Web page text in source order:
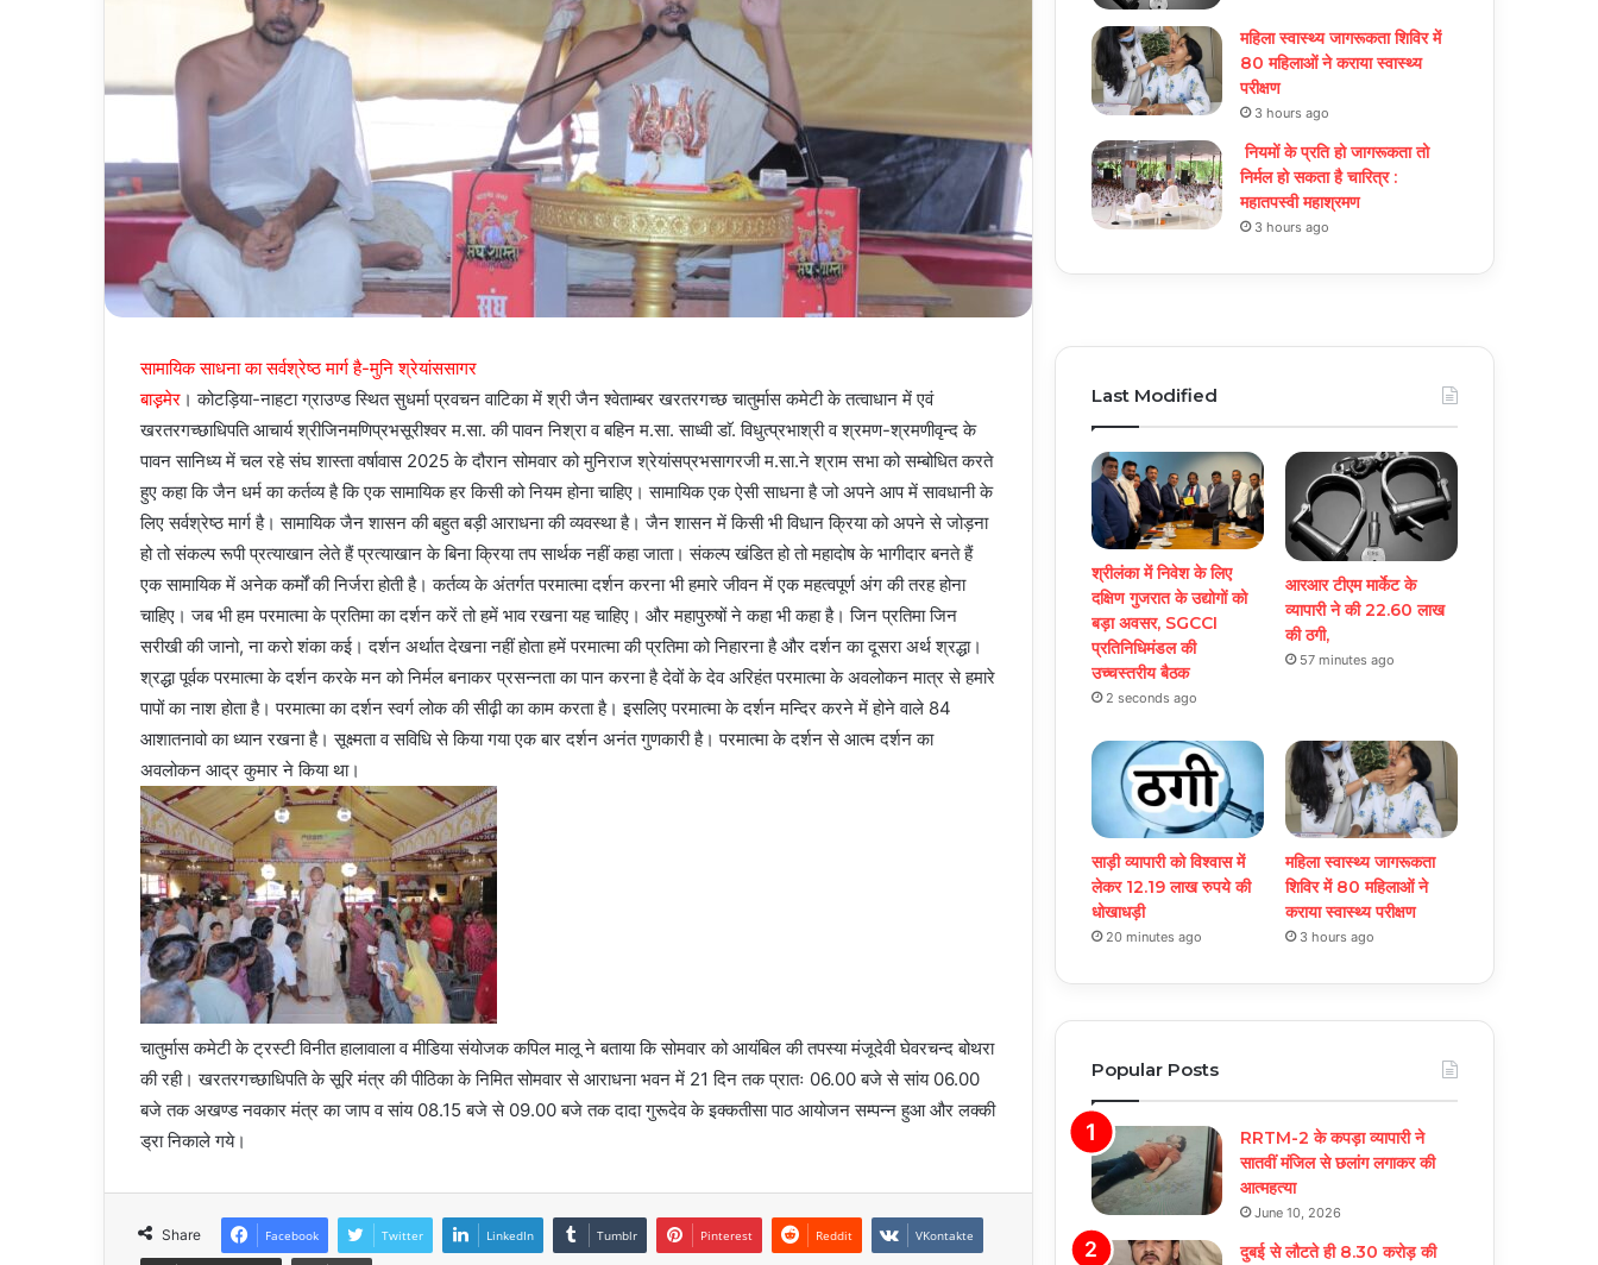
सामायिक साधना का सर्वश्रेष्ठ मार्ग है-मुनि श्रेयांससागर
बाड़़मेर । कोटड़िया-नाहटा ग्राउण्ड स्थित सुधर्मा प्रवचन वाटिका में श्री जैन श्वेताम्बर खरतरगच्छ चातुर्मास कमेटी के तत्वाधान में एवं
खरतरगच्छाधिपति आचार्य श्रीजिनमणिप्रभसूरीश्वर म.सा. की पावन निश्रा व बहिन म.सा. साध्वी डाॅ. विधुत्प्रभाश्री व श्रमण-श्रमणीवृन्द के
पावन सानिध्य में चल रहे संघ शास्ता वर्षावास 2025 के दौरान सोमवार को मुनिराज श्रेयांसप्रभसागरजी म.सा.ने श्राम सभा को सम्बोधित करते
हुए कहा कि जैन धर्म का कर्तव्य है कि एक सामायिक हर किसी को नियम होना चाहिए। सामायिक एक ऐसी साधना है जो अपने आप में सावधानी के
लिए सर्वश्रेष्ठ मार्ग है। सामायिक जैन शासन की बहुत बड़ी आराधना की व्यवस्था है। जैन शासन में किसी भी विधान क्रिया को अपने से जोड़ना
हो तो संकल्प रूपी प्रत्याखान लेते हैं प्रत्याखान के बिना क्रिया तप सार्थक नहीं कहा जाता। संकल्प खंडित हो तो महादोष के भागीदार बनते हैं
एक सामायिक में अनेक कर्मों की निर्जरा होती है। कर्तव्य के अंतर्गत परमात्मा दर्शन करना भी हमारे जीवन में एक महत्वपूर्ण अंग की तरह होना
चाहिए। जब भी हम परमात्मा के प्रतिमा का दर्शन करें तो हमें भाव रखना यह चाहिए। और महापुरुषों ने कहा भी कहा है। जिन प्रतिमा जिन
सरीखी की जानो, ना करो शंका कई। दर्शन अर्थात देखना नहीं होता हमें परमात्मा की प्रतिमा को निहारना है और दर्शन का दूसरा अर्थ श्रद्धा।
श्रद्धा पूर्वक परमात्मा के दर्शन करके मन को निर्मल बनाकर प्रसन्नता का पान करना है देवों के देव अरिहंत परमात्मा के अवलोकन मात्र से हमारे
पापों का नाश होता है। परमात्मा का दर्शन स्वर्ग लोक की सीढ़ी का काम करता है। इसलिए परमात्मा के दर्शन मन्दिर करने में होने वाले 84
आशातनावो का ध्यान रखना है। सूक्ष्मता व सविधि से किया गया एक बार दर्शन अनंत गुणकारी है। परमात्मा के दर्शन से आत्म दर्शन का
अवलोकन आद्र कुमार ने किया था।
चातुर्मास कमेटी के ट्रस्टी विनीत हालावाला व मीडिया संयोजक कपिल मालू ने बताया कि सोमवार को आयंबिल की तपस्या मंजूदेवी घेवरचन्द बोथरा
की रही। खरतरगच्छाधिपति के सूरि मंत्र की पीठिका के निमित सोमवार से आराधना भवन में 21 दिन तक प्रातः 06.00 बजे से सांय 06.00
बजे तक अखण्ड नवकार मंत्र का जाप व सांय 08.15 बजे से 09.00 बजे तक दादा गुरूदेव के इक्कतीसा पाठ आयोजन सम्पन्न हुआ और लक्की
ड्रा निकाले गये।
Share Facebook Twitter LinkedIn Tumblr Pinterest Reddit VKontakte
महिला स्वास्थ्य जागरूकता शिविर में
80 महिलाओं ने कराया स्वास्थ्य
परीक्षण
3 hours ago
नियमों के प्रति हो जागरूकता तो
निर्मल हो सकता है चारित्र :
महातपस्वी महाश्रमण
3 hours ago
Last Modified
श्रीलंका में निवेश के लिए
दक्षिण गुजरात के उद्योगों को
बड़ा अवसर, SGCCI
प्रतिनिधिमंडल की
उच्चस्तरीय बैठक
2 seconds ago
आरआर टीएम मार्केट के
व्यापारी ने की 22.60 लाख
की ठगी,
57 minutes ago
साड़ी व्यापारी को विश्वास में
लेकर 12.19 लाख रुपये की
धोखाधड़ी
20 minutes ago
महिला स्वास्थ्य जागरूकता
शिविर में 80 महिलाओं ने
कराया स्वास्थ्य परीक्षण
3 hours ago
Popular Posts
RRTM-2 के कपड़ा व्यापारी ने
सातवीं मंजिल से छलांग लगाकर की
आत्महत्या
June 10, 2026
दुबई से लौटते ही 8.30 करोड़ की